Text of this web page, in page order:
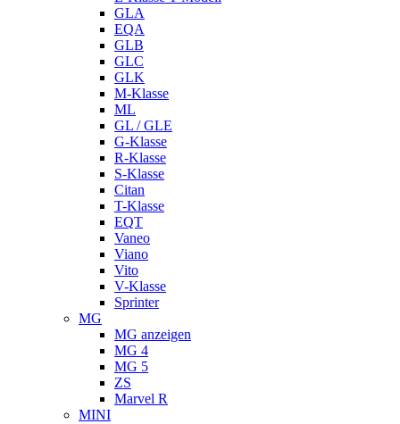
GLA
EQA
GLB
GLC
GLK
M-Klasse
ML
GL / GLE
G-Klasse
R-Klasse
S-Klasse
Citan
T-Klasse
EQT
Vaneo
Viano
Vito
V-Klasse
Sprinter
MG
MG anzeigen
MG 4
MG 5
ZS
Marvel R
MINI